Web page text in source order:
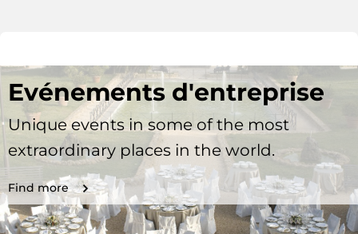
Evénements d'entreprise
Unique events in some of the most
extraordinary places in the world.
Find more